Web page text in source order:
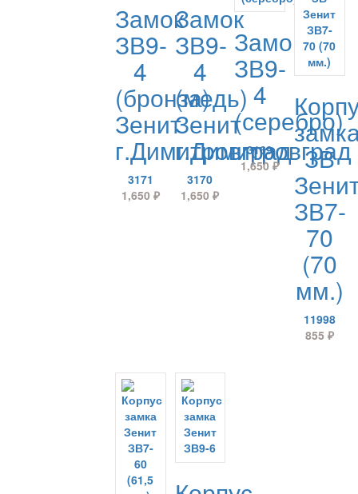
Замок
ЗВ9-
4
(бронза)
Зенит
г.Димитровград
3171
1,650 ₽
Замок
ЗВ9-
4
(медь)
Зенит
г.Димитровград
3170
1,650₽
Замок
ЗВ9-
4
(серебро)
3169
1,650₽ ЗВ
ЗВ7-
70
(70
мм.)
11998
855 ₽